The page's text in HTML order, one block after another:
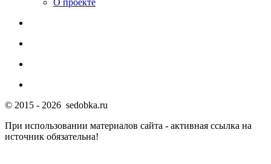
О проекте
© 2015 - 2026 sedobka.ru
При использовании материалов сайта - активная ссылка на
источник обязательна!